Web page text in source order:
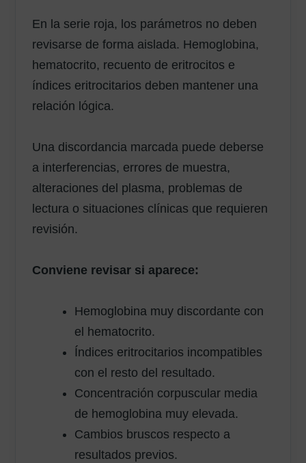
En la serie roja, los parámetros no deben
revisarse de forma aislada. Hemoglobina,
hematocrito, recuento de eritrocitos e
índices eritrocitarios deben mantener una
relación lógica.
Una discordancia marcada puede deberse
a interferencias, errores de muestra,
alteraciones del plasma, problemas de
lectura o situaciones clínicas que requieren
revisión.
Conviene revisar si aparece:
Hemoglobina muy discordante con
el hematocrito.
Índices eritrocitarios incompatibles
con el resto del resultado.
Concentración corpuscular media
de hemoglobina muy elevada.
Cambios bruscos respecto a
resultados previos.